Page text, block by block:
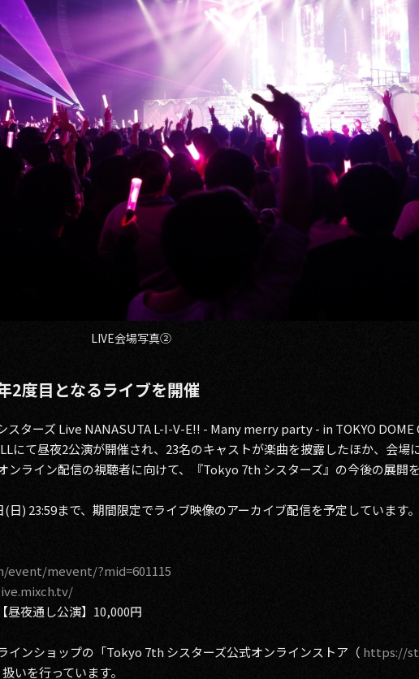
LIVE​会場写真②
度目となるライブを開催
ターズ Live NANASUTA L-I-V-E!! - Many merry party - in TOKYO DOME
にて昼夜2公演が開催され、23名のキャストが楽曲を披露したほか、会場
ンライン配信の視聴者に向けて、『Tokyo 7th シスターズ』の今後の展開
(日) 23:59まで、期間限定でライブ映像のアーカイブ配信を予定しています
mevent/?mid=601115
昼夜通し公演】10,000円
インショップの「Tokyo 7th シスターズ公式オンラインストア（ https://
いを行っています。